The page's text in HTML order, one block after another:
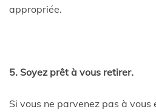
appropriée.
5. Soyez prêt à vous retirer.
Si vous ne parvenez pas à vous